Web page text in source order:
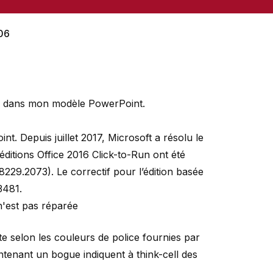
mon modèle PowerPoint.
Depuis juillet 2017, Microsoft a résolu le
Office 2016 Click-to-Run ont été
. Le correctif pour l’édition basée
.
pas réparée
selon les couleurs de police fournies par
un bogue indiquent à think-cell des